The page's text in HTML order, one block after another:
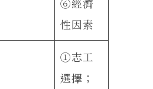
性因素
①志工
選擇；